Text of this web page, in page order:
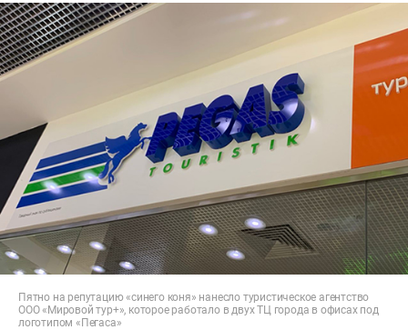
Пятно на репутацию «синего коня» нанесло туристическое агентство
ООО «Мировой тур+», которое работало в двух ТЦ города в офисах под
логотипом «Пегаса»